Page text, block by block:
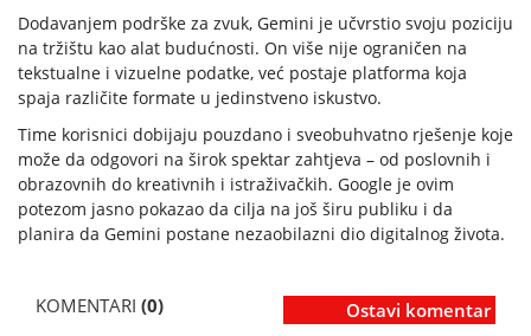
Dodavanjem podrške za zvuk, Gemini je učvrstio svoju poziciju
na tržištu kao alat budućnosti. On više nije ograničen na
tekstualne i vizuelne podatke, već postaje platforma koja
spaja različite formate u jedinstveno iskustvo.
Time korisnici dobijaju pouzdano i sveobuhvatno rješenje koje
može da odgovori na širok spektar zahtjeva – od poslovnih i
obrazovnih do kreativnih i istraživačkih. Google je ovim
potezom jasno pokazao da cilja na još širu publiku i da
planira da Gemini postane nezaobilazni dio digitalnog života.
KOMENTARI (0) Ostavi komentar